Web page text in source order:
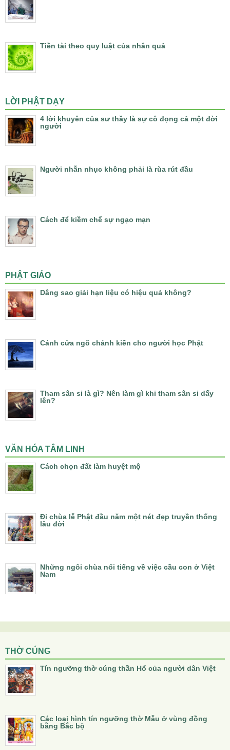
Tiền tài theo quy luật của nhân quả
LỜI PHẬT DẠY
4 lời khuyên của sư thầy là sự cô đọng cả một đời
người
Người nhẫn nhục không phải là rùa rút đầu
Cách để kiềm chế sự ngạo mạn
PHẬT GIÁO
Dâng sao giải hạn liệu có hiệu quả không?
Cánh cửa ngõ chánh kiến cho người học Phật
Tham sân si là gì? Nên làm gì khi tham sân si dấy
lên?
VĂN HÓA TÂM LINH
Cách chọn đất làm huyệt mộ
Đi chùa lễ Phật đầu năm một nét đẹp truyền thống
lâu đời
Những ngôi chùa nổi tiếng về việc cầu con ở Việt
Nam
THỜ CÚNG
Tín ngưỡng thờ cúng thần Hổ của người dân Việt
Các loại hình tín ngưỡng thờ Mẫu ở vùng đồng
bằng Bắc bộ